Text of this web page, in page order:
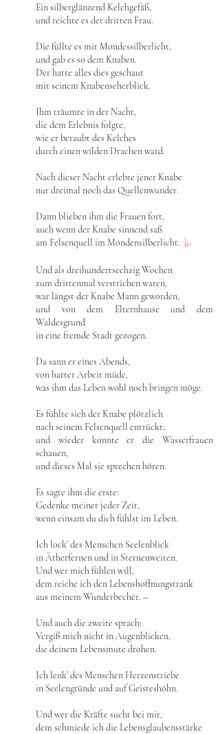
Ein silberglänzend Kelchgefäß,
und reichte es der dritten Frau.
Die füllte es mit Mondessilberlicht,
und gab es so dem Knaben.
Der hatte alles dies geschaut
mit seinem Knabenseherblick.
Ihm träumte in der Nacht,
die dem Erlebnis folgte,
wie er beraubt des Kelches
durch einen wilden Drachen ward.
Nach dieser Nacht erlebte jener Knabe
nur dreimal noch das Quellenwunder.
Dann blieben ihm die Frauen fort,
auch wenn der Knabe sinnend saß
am Felsenquell im Mondensilberlicht.
41
Und als dreihundertsechzig Wochen
zum drittenmal verstrichen waren,
war längst der Knabe Mann geworden,
und von dem Elternhause und dem
Waldesgrund
in eine fremde Stadt gezogen.
Da sann er eines Abends,
von harter Arbeit müde,
was ihm das Leben wohl noch bringen möge.
Es fühlte sich der Knabe plötzlich
nach seinem Felsenquell entrückt;
und wieder konnte er die Wasserfrauen
schauen,
und dieses Mal sie sprechen hören.
Es sagte ihm die erste:
Gedenke meiner jeder Zeit,
wenn einsam du dich fühlst im Leben.
Ich lock’ des Menschen Seelenblick
in Ätherfernen und in Sternenweiten.
Und wer mich fühlen will,
dem reiche ich den Lebenshoffnungstrank
aus meinem Wunderbecher. –
Und auch die zweite sprach:
Vergiß mich nicht in Augenblicken,
die deinem Lebensmute drohen.
Ich lenk’ des Menschen Herzenstriebe
in Seelengründe und auf Geisteshöhn.
Und wer die Kräfte sucht bei mir,
dem schmiede ich die Lebensglaubensstärke